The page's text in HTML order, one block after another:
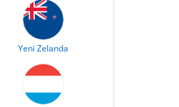
Yeni Zelanda